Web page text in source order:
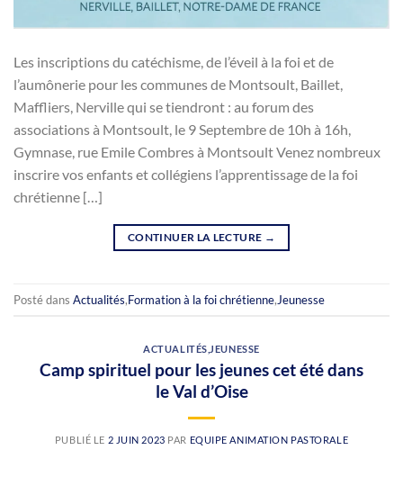
Les inscriptions du catéchisme, de l’éveil à la foi et de
l’aumônerie pour les communes de Montsoult, Baillet,
Maffliers, Nerville qui se tiendront : au forum des
associations à Montsoult, le 9 Septembre de 10h à 16h,
Gymnase, rue Emile Combres à Montsoult Venez nombreux
inscrire vos enfants et collégiens l’apprentissage de la foi
chrétienne […]
CONTINUER LA LECTURE →
Posté dans Actualités,Formation à la foi chrétienne,Jeunesse
ACTUALITÉS JEUNESSE
Camp spirituel pour les jeunes cet été dans
le Val d’Oise
PUBLIÉ LE 2 JUIN 2023 PAR EQUIPE ANIMATION PASTORALE